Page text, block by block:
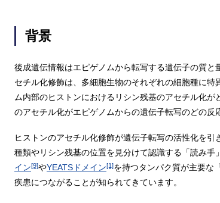
背景
後成遺伝情報はエピゲノムから転写する遺伝子の質
セチル化修飾は、多細胞生物のそれぞれの細胞種に
ム内部のヒストンにおけるリシン残基のアセチル化
のアセチル化がエピゲノムからの遺伝子転写のどの
ヒストンのアセチル化修飾が遺伝子転写の活性化を
種類やリシン残基の位置を見分けて認識する「読み手
イン[9]やYEATSドメイン[1]を持つタンパク質が主要な
疾患につながることが知られてきています。